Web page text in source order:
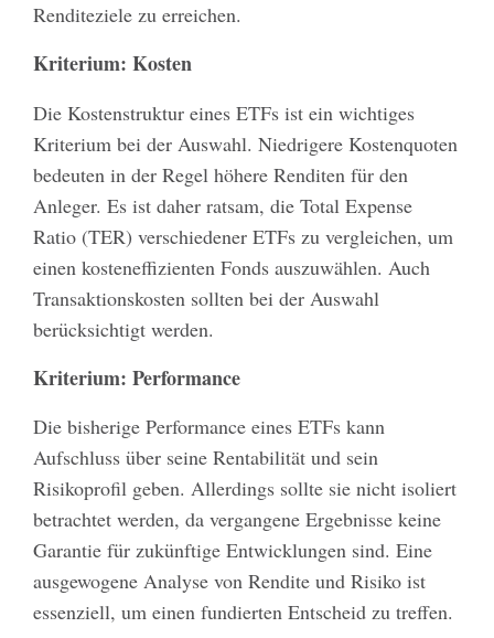
Renditeziele zu erreichen.
Kriterium: Kosten
Die Kostenstruktur eines ETFs ist ein wichtiges
Kriterium bei der Auswahl. Niedrigere Kostenquoten
bedeuten in der Regel höhere Renditen für den
Anleger. Es ist daher ratsam, die Total Expense
Ratio (TER) verschiedener ETFs zu vergleichen, um
einen kosteneffizienten Fonds auszuwählen. Auch
Transaktionskosten sollten bei der Auswahl
berücksichtigt werden.
Kriterium: Performance
Die bisherige Performance eines ETFs kann
Aufschluss über seine Rentabilität und sein
Risikoprofil geben. Allerdings sollte sie nicht isoliert
betrachtet werden, da vergangene Ergebnisse keine
Garantie für zukünftige Entwicklungen sind. Eine
ausgewogene Analyse von Rendite und Risiko ist
essenziell, um einen fundierten Entscheid zu treffen.